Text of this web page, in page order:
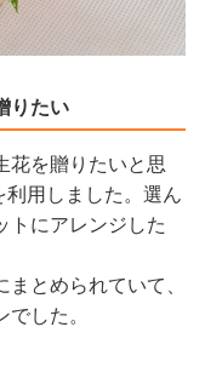
りたい
花を贈りたいと思
用しました。選ん
トにアレンジした
とめられていて、
した。